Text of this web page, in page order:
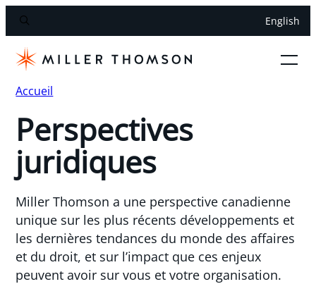
English
Accueil
Perspectives
juridiques
Miller Thomson a une perspective canadienne
unique sur les plus récents développements et
les dernières tendances du monde des affaires
et du droit, et sur l’impact que ces enjeux
peuvent avoir sur vous et votre organisation.